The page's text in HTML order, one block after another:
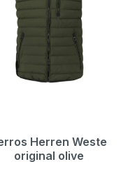
Herren Weste
original olive